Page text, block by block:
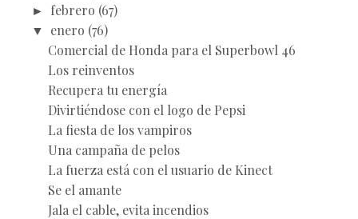
► febrero (67)
▼ enero (76)
Comercial de Honda para el Superbowl 46
Los reinventos
Recupera tu energía
Divirtiéndose con el logo de Pepsi
La fiesta de los vampiros
Una campaña de pelos
La fuerza está con el usuario de Kinect
Se el amante
Jala el cable, evita incendios